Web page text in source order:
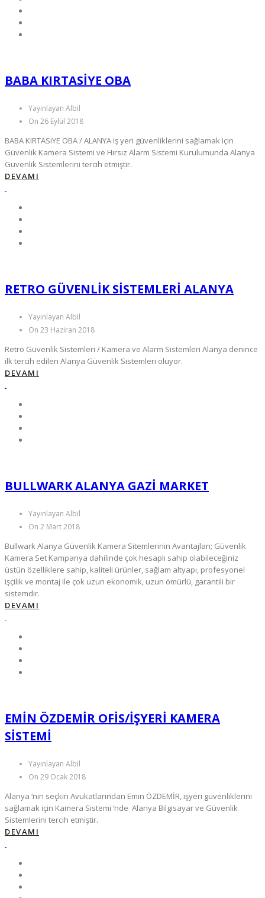
BABA KIRTASIYE OBA
Yayınlayan Albil
On 26 Eylül 2018
BABA KIRTASiYE OBA / ALANYA iş yeri güvenliklerini sağlamak için
Güvenlik Kamera Sistemi ve Hırsız Alarm Sistemi Kurulumunda Alanya
Güvenlik Sistemlerini tercih etmiştir.
DEVAMI
RETRO GÜVENLIK SISTEMLERI ALANYA
Yayınlayan Albil
On 23 Haziran 2018
Retro Güvenlik Sistemleri / Kamera ve Alarm Sistemleri Alanya denince
ilk tercih edilen Alanya Güvenlik Sistemleri oluyor.
DEVAMI
BULLWARK ALANYA GAZI MARKET
Yayınlayan Albil
On 2 Mart 2018
Bullwark Alanya Güvenlik Kamera Sitemlerinin Avantajları; Güvenlik
Kamera Set Kampanya dahilinde çok hesaplı sahip olabileceğiniz
üstün özelliklere sahip, kaliteli ürünler, sağlam altyapı, profesyonel
işçilik ve montaj ile çok uzun ekonomik, uzun ömürlü, garantili bir
sistemdir.
DEVAMI
EMIN ÖZDEMİR OFIS/IŞYERI KAMERA
SISTEMI
Yayınlayan Albil
On 29 Ocak 2018
Alanya ‘nın seçkin Avukatlarından Emin ÖZDEMİR, işyeri güvenliklerini
sağlamak için Kamera Sistemi ‘nde Alanya Bilgisayar ve Güvenlik
Sistemlerini tercih etmiştir.
DEVAMI